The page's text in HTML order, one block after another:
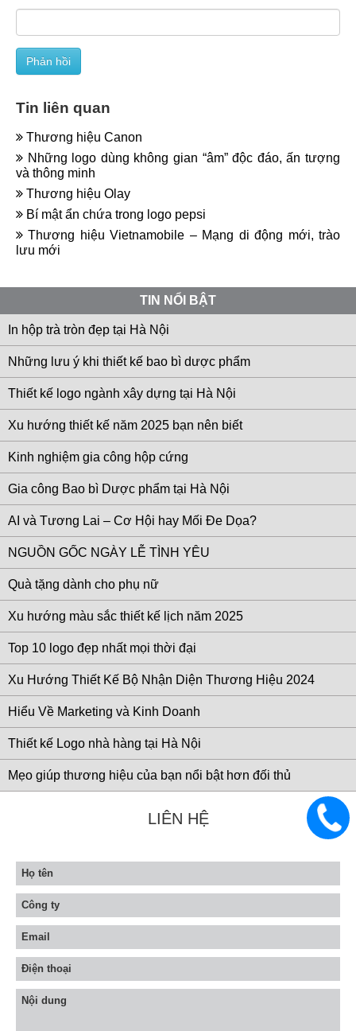
Tin liên quan
Thương hiệu Canon
Những logo dùng không gian “âm” độc đáo, ấn tượng
và thông minh
Thương hiệu Olay
Bí mật ẩn chứa trong logo pepsi
Thương hiệu Vietnamobile – Mạng di động mới, trào
lưu mới
TIN NỔI BẬT
In hộp trà tròn đẹp tại Hà Nội
Những lưu ý khi thiết kế bao bì dược phẩm
Thiết kế logo ngành xây dựng tại Hà Nội
Xu hướng thiết kế năm 2025 bạn nên biết
Kinh nghiệm gia công hộp cứng
Gia công Bao bì Dược phẩm tại Hà Nội
AI và Tương Lai – Cơ Hội hay Mối Đe Dọa?
NGUỒN GỐC NGÀY LỄ TÌNH YÊU
Quà tặng dành cho phụ nữ
Xu hướng màu sắc thiết kế lịch năm 2025
Top 10 logo đẹp nhất mọi thời đại
Xu Hướng Thiết Kế Bộ Nhận Diện Thương Hiệu 2024
Hiểu Về Marketing và Kinh Doanh
Thiết kế Logo nhà hàng tại Hà Nội
Mẹo giúp thương hiệu của bạn nổi bật hơn đối thủ
LIÊN HỆ
0983
633
906